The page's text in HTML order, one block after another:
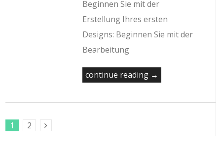
Beginnen Sie mit der
Erstellung Ihres ersten
Designs: Beginnen Sie mit der
Bearbeitung
continue reading →
1
2